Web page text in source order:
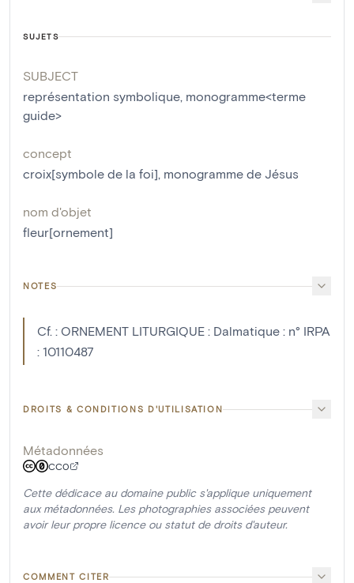
SUJETS
SUBJECT
représentation symbolique, monogramme<terme
guide>
concept
croix[symbole de la foi], monogramme de Jésus
nom d'objet
fleur[ornement]
NOTES
Cf. : ORNEMENT LITURGIQUE : Dalmatique : n° IRPA
: 10110487
DROITS & CONDITIONS D'UTILISATION
Métadonnées
CC0
Cette dédicace au domaine public s'applique uniquement
aux métadonnées. Les photographies associées peuvent
avoir leur propre licence ou statut de droits d'auteur.
COMMENT CITER